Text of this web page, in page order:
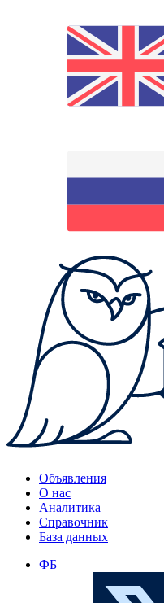
Объявления
О нас
Аналитика
Справочник
База данных
ФБ